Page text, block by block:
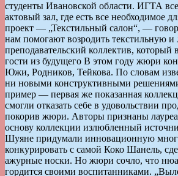
студенты Ивановской области. ИГТА
актовый зал, где есть все
проект — „Текстильный салон“, —
нам помогают возродить текстильную
преподавательский коллектив,
гости из будущего В этом году жюри
Южи, Родников, Тейкова. По словам
ни новыми конструктивными
пример — первая же показанная
смогли отказать себе в удовольствии
покорив жюри. Авторы признаны
основу коллекции излюбленный
Шуяне придумали инновационную
конкурировать с самой Коко Шанель,
ажурные носки. Но жюри сочло, что
гордится своими воспитанниками.